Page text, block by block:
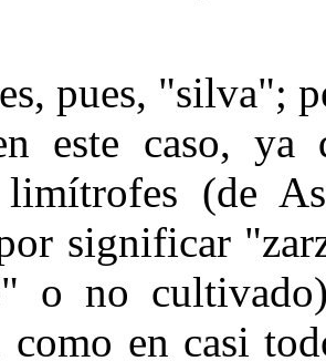
pues, "silva";
este caso, ya
limítrofes (de
significar
o no
como en casi